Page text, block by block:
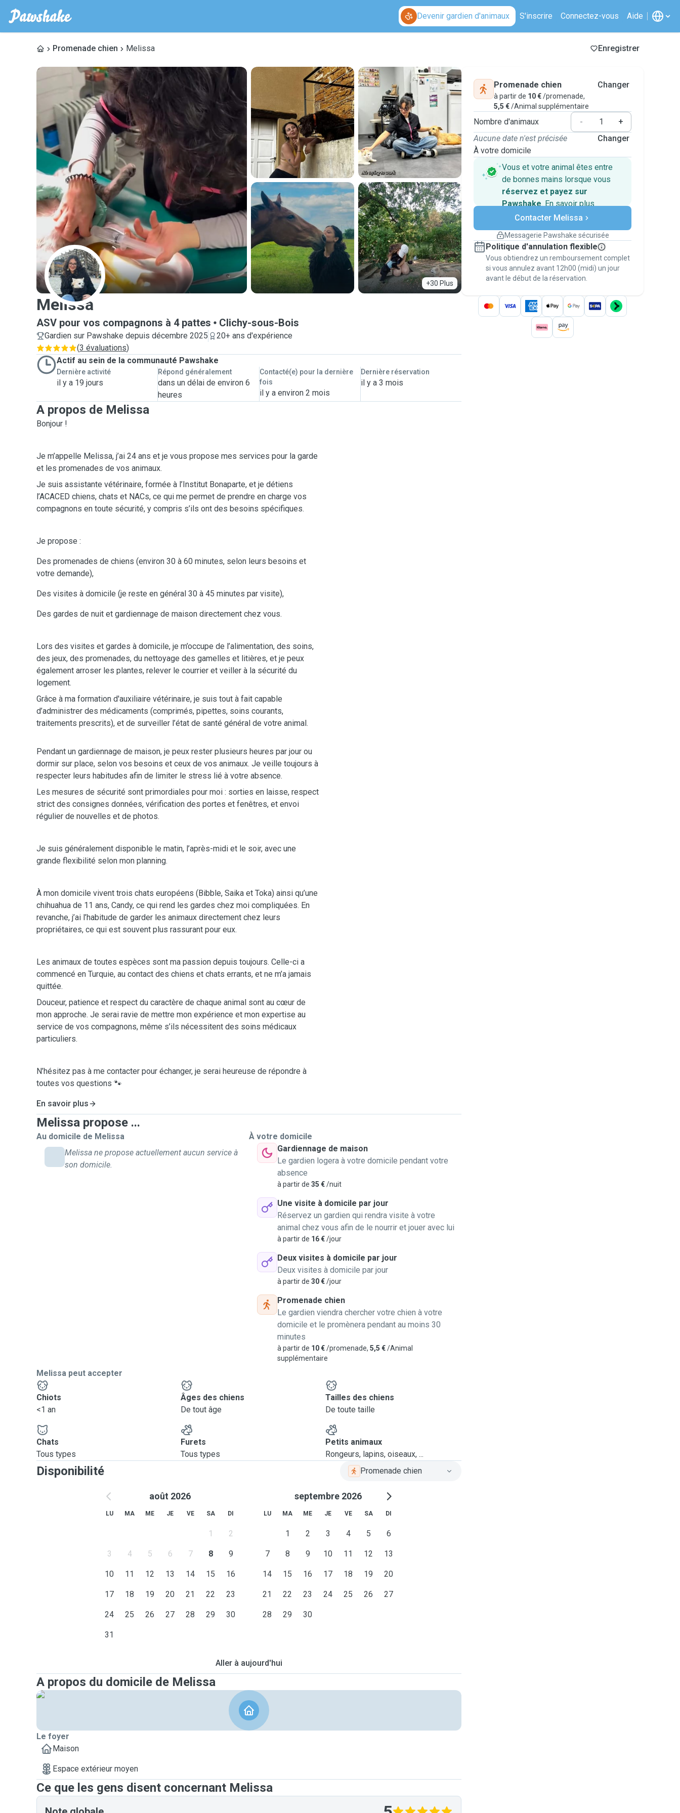
Devenir gardien d'animaux S'inscrire Connectez-vous Aide
Promenade chien Melissa Enregistrer
+30 Plus
M
Melissa
ASV pour vos compagnons à 4 pattes Clichy-sous-Bois
Gardien sur Pawshake depuis décembre 2025
20+ ans d'expérience
(3 évaluations)
Actif au sein de la communauté Pawshake
Dernière activité
il y a 19 jours
Répond généralement
dans un délai de environ 6
heures
Contacté(e) pour la dernière
fois
il y a environ 2 mois
Dernière réservation
il y a 3 mois
A propos de Melissa
Bonjour !
Je m’appelle Melissa, j’ai 24 ans et je vous propose mes services pour la garde
et les promenades de vos animaux.
Je suis assistante vétérinaire, formée à l’Institut Bonaparte, et je détiens
l’ACACED chiens, chats et NACs, ce qui me permet de prendre en charge vos
compagnons en toute sécurité, y compris s’ils ont des besoins spécifiques.
Je propose :
Des promenades de chiens (environ 30 à 60 minutes, selon leurs besoins et
votre demande),
Des visites à domicile (je reste en général 30 à 45 minutes par visite),
Des gardes de nuit et gardiennage de maison directement chez vous.
Lors des visites et gardes à domicile, je m’occupe de l’alimentation, des soins,
des jeux, des promenades, du nettoyage des gamelles et litières, et je peux
également arroser les plantes, relever le courrier et veiller à la sécurité du
logement.
Grâce à ma formation d'auxiliaire vétérinaire, je suis tout à fait capable
d’administrer des médicaments (comprimés, pipettes, soins courants,
traitements prescrits), et de surveiller l’état de santé général de votre animal.
Pendant un gardiennage de maison, je peux rester plusieurs heures par jour ou
dormir sur place, selon vos besoins et ceux de vos animaux. Je veille toujours à
respecter leurs habitudes afin de limiter le stress lié à votre absence.
Les mesures de sécurité sont primordiales pour moi : sorties en laisse, respect
strict des consignes données, vérification des portes et fenêtres, et envoi
régulier de nouvelles et de photos.
Je suis généralement disponible le matin, l’après-midi et le soir, avec une
grande flexibilité selon mon planning.
À mon domicile vivent trois chats européens (Bibble, Saika et Toka) ainsi qu’une
chihuahua de 11 ans, Candy, ce qui rend les gardes chez moi compliquées. En
revanche, j’ai l’habitude de garder les animaux directement chez leurs
propriétaires, ce qui est souvent plus rassurant pour eux.
Les animaux de toutes espèces sont ma passion depuis toujours. Celle-ci a
commencé en Turquie, au contact des chiens et chats errants, et ne m’a jamais
quittée.
Douceur, patience et respect du caractère de chaque animal sont au cœur de
mon approche. Je serai ravie de mettre mon expérience et mon expertise au
service de vos compagnons, même s’ils nécessitent des soins médicaux
particuliers.
N’hésitez pas à me contacter pour échanger, je serai heureuse de répondre à
toutes vos questions 🐾
En savoir plus
Melissa propose ...
Au domicile de Melissa
Melissa ne propose actuellement aucun service à
son domicile.
À votre domicile
Gardiennage de maison
Le gardien logera à votre domicile pendant votre
absence
à partir de 35 €/nuit
Une visite à domicile par jour
Réservez un gardien qui rendra visite à votre
animal chez vous afin de le nourrir et jouer avec lui
à partir de 16 €/jour
Deux visites à domicile par jour
Deux visites à domicile par jour
à partir de 30 €/jour
Promenade chien
Le gardien viendra chercher votre chien à votre
domicile et le promènera pendant au moins 30
minutes
à partir de 10 €/promenade, 5,5 €/Animal
supplémentaire
Melissa peut accepter
Chiots
<1 an
Âges des chiens
De tout âge
Tailles des chiens
De toute taille
Chats
Tous types
Furets
Tous types
Petits animaux
Rongeurs, lapins, oiseaux, ...
Disponibilité Promenade chien
août 2026
LU MA ME JE VE SA DI
1 2
3 4 5 6 7 8 9
10 11 12 13 14 15 16
17 18 19 20 21 22 23
24 25 26 27 28 29 30
31
septembre 2026
LU MA ME JE VE SA DI
1 2 3 4 5 6
7 8 9 10 11 12 13
14 15 16 17 18 19 20
21 22 23 24 25 26 27
28 29 30
Aller à aujourd'hui
A propos du domicile de Melissa
Le foyer
Maison
Espace extérieur moyen
Ce que les gens disent concernant Melissa
Promenade chien
à partir de 10 €/promenade,
5,5 €/Animal supplémentaire
Changer
Nombre d'animaux -
+
Aucune date n'est précisée
À votre domicile
Changer
Vous et votre animal êtes entre
de bonnes mains lorsque vous
réservez et payez sur
Pawshake. En savoir plus
Paiements sécurisés
Assistance en cas de
Réservations couvertes par
nos garanties
Gardez tout sur Pawshake (du premier
message au paiement) pour bénéficier de la
Garantie Pawshake.
Contacter Melissa
Messagerie Pawshake sécurisée
Politique d'annulation flexible
Vous obtiendrez un remboursement complet
si vous annulez avant 12h00 (midi) un jour
avant le début de la réservation.